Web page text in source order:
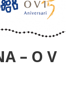
– O V